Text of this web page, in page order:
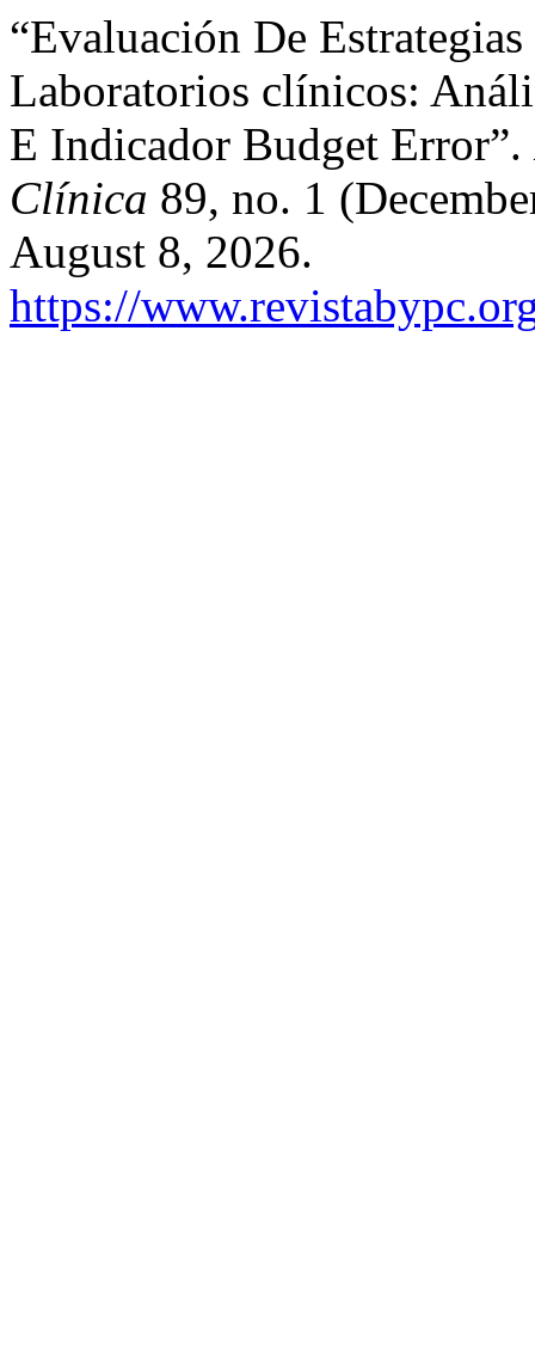
“Evaluación De
Laboratorios clínicos:
E Indicador Budget Error”.
Clínica 89, no. 1
August 8, 2026.
https://